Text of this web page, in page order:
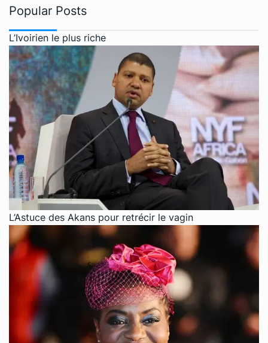
Popular Posts
L’Ivoirien le plus riche
L’Astuce des Akans pour retrécir le vagin